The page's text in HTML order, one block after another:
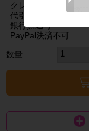
クレジットカード可
代引き可
銀行振込可
PayPal決済不可
数量